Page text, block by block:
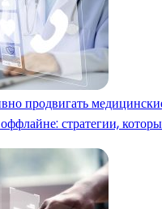
продвигать
стратегии,